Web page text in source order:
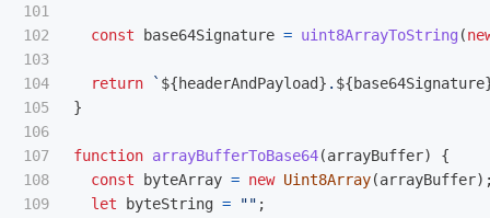
101
102
103
104
105
106
107
108
109
const base64Signature = uint8ArrayToString (
return ` ${headerAndPayload} . ${base64Signature
}
function arrayBufferToBase64(arrayBuffer)
{
const
byteArray = new Uint8Array(arrayBuffer
let
byteString = "" ;